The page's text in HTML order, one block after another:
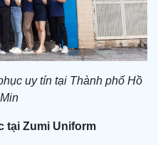
uy tín tại Thành phố Hồ
tại Zumi Uniform